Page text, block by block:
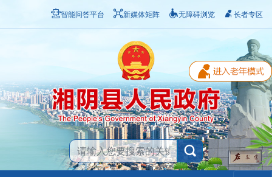
智能问答平台 新媒体矩阵 无障碍浏览 长者专区